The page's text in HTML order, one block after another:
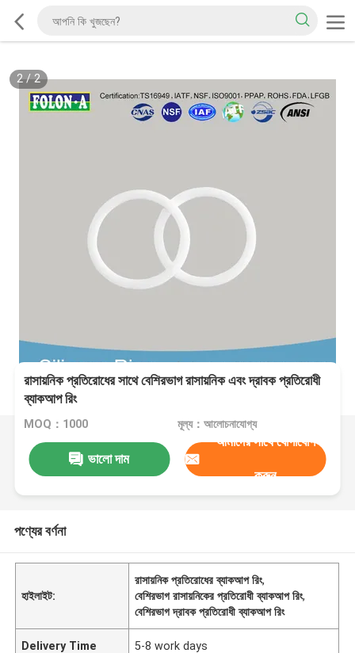
2/2
রাসায়নিক প্রতিরোধের সাথে বেশিরভাগ রাসায়নিক এবং দ্রাবক প্রতিরোধী
ব্যাকআপ রিং
MOQ：1000 মূল্য：আলোচনাযোগ্য
ভালো দাম
আমাদের সাথে যোগাযোগ
করুন
পণ্যের বর্ণনা
হাইলাইট:
রাসায়নিক প্রতিরোধের ব্যাকআপ রিং,
বেশিরভাগ রাসায়নিকের প্রতিরোধী ব্যাকআপ রিং,
বেশিরভাগ দ্রাবক প্রতিরোধী ব্যাকআপ রিং
Delivery Time 5-8 work days